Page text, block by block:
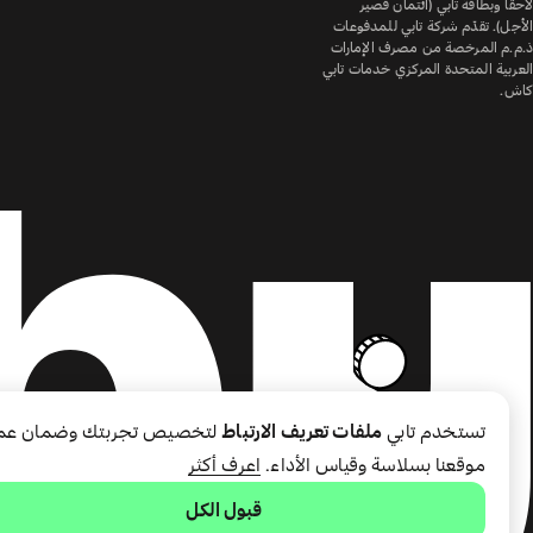
لاحقًا وبطاقة تابي (ائتمان قصير
الأجل). تقدّم شركة تابي للمدفوعات
ذ.م.م المرخصة من مصرف الإمارات
العربية المتحدة المركزي خدمات تابي
كاش.
تستخدم تابي ملفات تعريف الارتباطلتخصيص تجربتك وضمان
موقعنا بسلاسة وقياس الأداء. اعرف أكثر
قبول الكل